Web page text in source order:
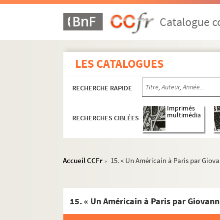
Catalogue
LES CATALOGUES
RECHERCHE RAPIDE
RECHERCHES CIBLÉES
Imprimés
multimédia
Accueil CCFr > 15. « Un Américain à Paris par
15. « Un Américain à Paris par
Ms. 2888 à 2992. Catalogue des manuscrits
Ms. 2894. José Cabanis. « Un faux Rimbaud ».
Ms. 2895. José Cabanis. « Une vie ».
Ms. 2896. José Cabanis. « Des jardins en
Ms. 2897. José Cabanis. [Plans des deux
Ms. 2898. José Cabanis. « Le sacre de
Ms. 2899. José Cabanis. « Charles X, roi Ultra
Ms. 2903. José Cabanis. « Ecrits politiques
Ms. 2904. José Cabanis. « Lacordaire et